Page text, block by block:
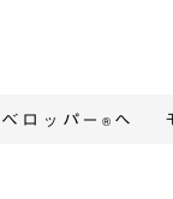
ロッパー® へ